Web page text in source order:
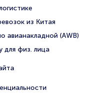
из Китая
авианакладной (AWB)
для физ. лица